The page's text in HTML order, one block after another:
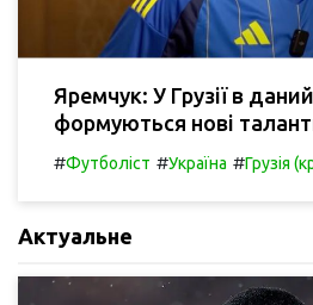
Яремчук: У Грузії в
формуються нові
#Футболіст #Україна #Грузія
Актуальне